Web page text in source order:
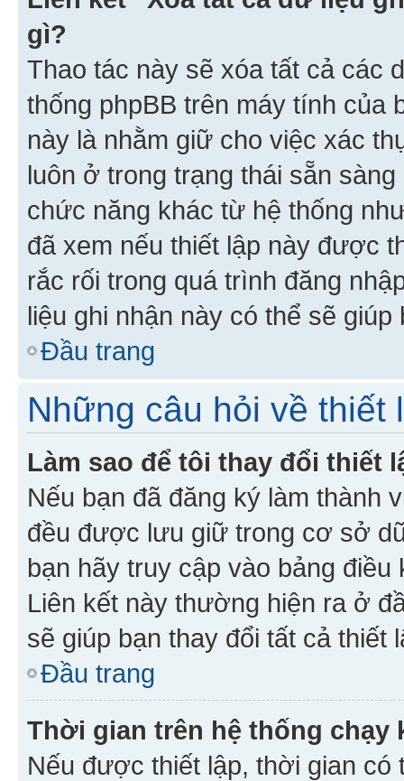
gì?
Thao tác này sẽ xóa tất cả các
thống phpBB trên máy tính của
này là nhằm giữ cho việc xác
luôn ở trong trạng thái sẵn
chức năng khác từ hệ thống
đã xem nếu thiết lập này được
rắc rối trong quá trình đăng
liệu ghi nhận này có thể sẽ
Đầu trang
Những câu hỏi về thiết
Làm sao để tôi thay đổi thiết
Nếu bạn đã đăng ký làm thành
đều được lưu giữ trong cơ sở
bạn hãy truy cập vào bảng
Liên kết này thường hiện ra ở
sẽ giúp bạn thay đổi tất cả thiết
Đầu trang
Thời gian trên hệ thống chạy
Nếu được thiết lập, thời gian